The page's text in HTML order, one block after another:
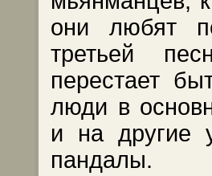
они любят
третьей
перестает
люди в
и на другие
пандалы.